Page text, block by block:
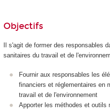
Objectifs
Il s'agit de former des responsables
sanitaires du travail et de
Fournir aux responsables les
financiers et réglementaires en
travail et de l'environnement
Apporter les méthodes et outils